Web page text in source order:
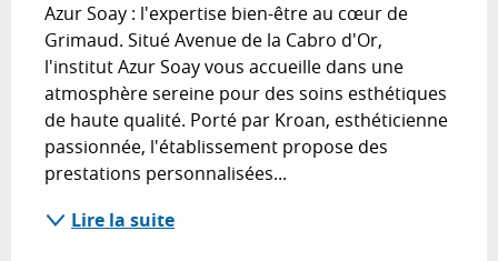
Azur Soay : l'expertise bien-être au cœur de
Grimaud. Situé Avenue de la Cabro d'Or,
l'institut Azur Soay vous accueille dans une
atmosphère sereine pour des soins esthétiques
de haute qualité. Porté par Kroan, esthéticienne
passionnée, l'établissement propose des
prestations personnalisées...
Lire la suite